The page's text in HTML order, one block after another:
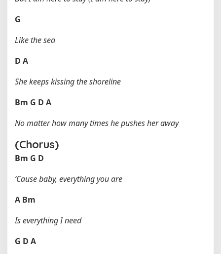
G
Like the sea
D A
She keeps kissing the shoreline
Bm G D A
No matter how many times he pushes her away
(Chorus)
Bm G D
‘Cause baby, everything you are
A Bm
Is everything I need
G D A